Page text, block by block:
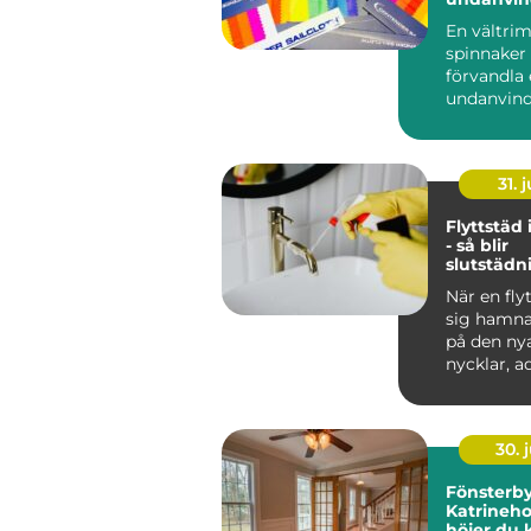
En
spinnaker
förvandla
Farten
31.
Flyttstäd
- så blir
När en
sig
på den
nycklar,
30.